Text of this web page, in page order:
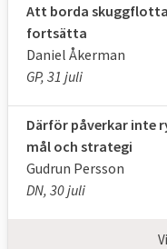
Att borda
fortsätta
Daniel Åkerman
GP, 31 juli
Därför påverkar inte
mål och strategi
Gudrun Persson
DN, 30 juli